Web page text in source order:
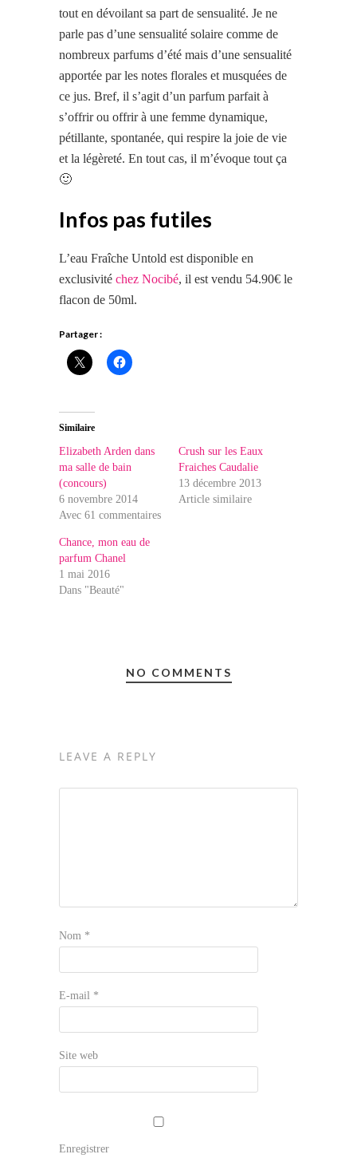
tout en dévoilant sa part de sensualité. Je ne
parle pas d’une sensualité solaire comme de
nombreux parfums d’été mais d’une sensualité
apportée par les notes florales et musquées de
ce jus. Bref, il s’agit d’un parfum parfait à
s’offrir ou offrir à une femme dynamique,
pétillante, spontanée, qui respire la joie de vie
et la légèreté. En tout cas, il m’évoque tout ça
🙂
Infos pas futiles
L’eau Fraîche Untold est disponible en
exclusivité chez Nocibé, il est vendu 54.90€ le
flacon de 50ml.
Partager :
Similaire
Elizabeth Arden dans
ma salle de bain
(concours)
6 novembre 2014
Avec 61 commentaires
Crush sur les Eaux
Fraiches Caudalie
13 décembre 2013
Article similaire
Chance, mon eau de
parfum Chanel
1 mai 2016
Dans "Beauté"
NO COMMENTS
LEAVE A REPLY
Nom *
E-mail *
Site web
Enregistrer